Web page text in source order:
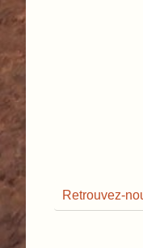
Retrouvez-